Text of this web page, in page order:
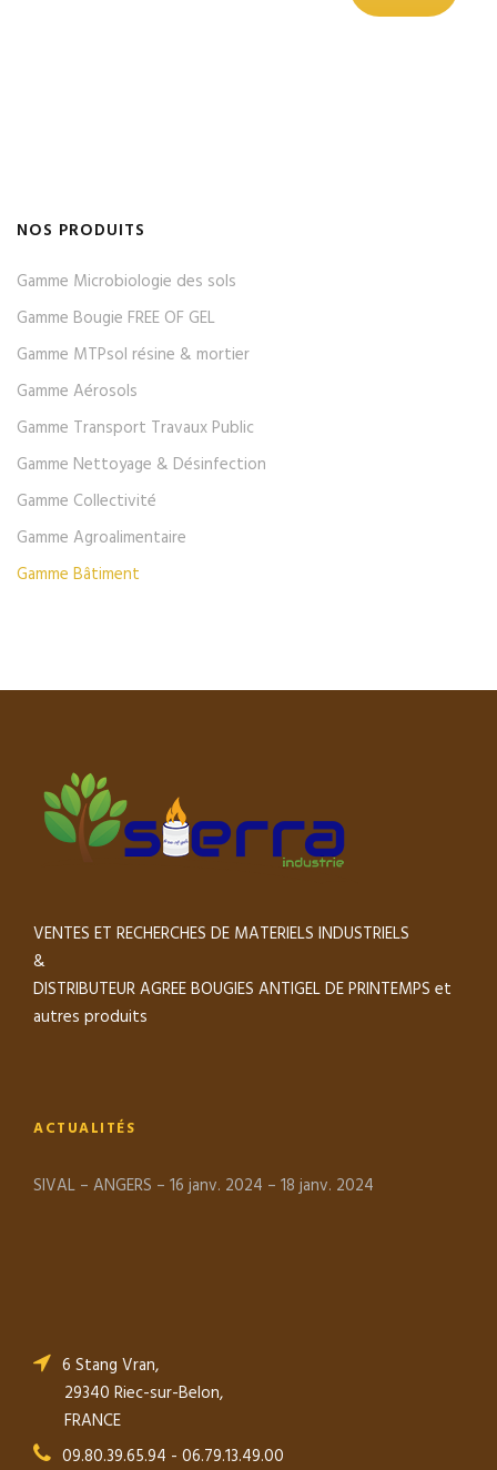
NOS PRODUITS
Gamme Microbiologie des sols
Gamme Bougie FREE OF GEL
Gamme MTPsol résine & mortier
Gamme Aérosols
Gamme Transport Travaux Public
Gamme Nettoyage & Désinfection
Gamme Collectivité
Gamme Agroalimentaire
Gamme Bâtiment
VENTES ET RECHERCHES DE MATERIELS INDUSTRIELS
&
DISTRIBUTEUR AGREE BOUGIES ANTIGEL DE PRINTEMPS et
autres produits
ACTUALITÉS
SIVAL – ANGERS – 16 janv. 2024 – 18 janv. 2024
6 Stang Vran,
29340 Riec-sur-Belon,
FRANCE
09.80.39.65.94 - 06.79.13.49.00